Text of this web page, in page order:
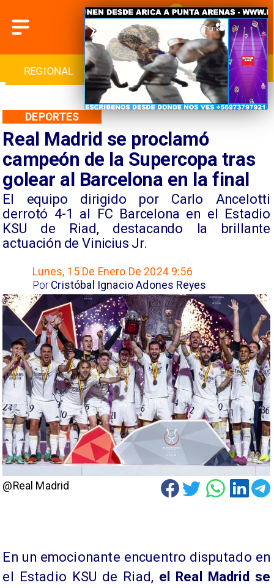
INTERNACIONAL DEPORTES CULTURA
Real Madrid se proclamó
campeón de la Supercopa tras
golear al Barcelona en la final
El equipo dirigido por Carlo Ancelotti
derrotó 4-1 al FC Barcelona en el Estadio
KSU de Riad, destacando la brillante
actuación de Vinicius Jr.
DEPORTES
Lunes, 15 De Enero De 2024 9:56
Cristóbal Ignacio Adones Reyes
Por
@Real Madrid
​En un emocionante encuentro disputado en
el Estadio KSU de Riad, el Real Madrid se